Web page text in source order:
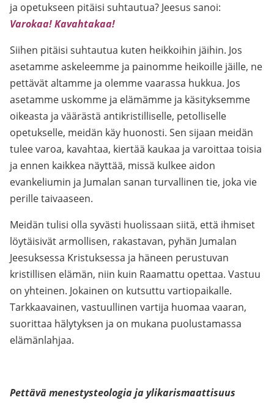
ja opetukseen pitäisi suhtautua? Jeesus sanoi:
Varokaa! Kavahtakaa!
Siihen pitäisi suhtautua kuten heikkoihin jäihin. Jos
asetamme askeleemme ja painomme heikoille jäille, ne
pettävät altamme ja olemme vaarassa hukkua. Jos
asetamme uskomme ja elämämme ja käsityksemme
oikeasta ja väärästä antikristilliselle, petolliselle
opetukselle, meidän käy huonosti. Sen sijaan meidän
tulee varoa, kavahtaa, kiertää kaukaa ja varoittaa toisia
ja ennen kaikkea näyttää, missä kulkee aidon
evankeliumin ja Jumalan sanan turvallinen tie, joka vie
perille taivaaseen.
Meidän tulisi olla syvästi huolissaan siitä, että ihmiset
löytäisivät armollisen, rakastavan, pyhän Jumalan
Jeesuksessa Kristuksessa ja häneen perustuvan
kristillisen elämän, niin kuin Raamattu opettaa. Vastuu
on yhteinen. Jokainen on kutsuttu vartiopaikalle.
Tarkkaavainen, vastuullinen vartija huomaa vaaran,
suorittaa hälytyksen ja on mukana puolustamassa
elämänlahjaa.
Pettävä menestysteologia ja ylikarismaattisuus